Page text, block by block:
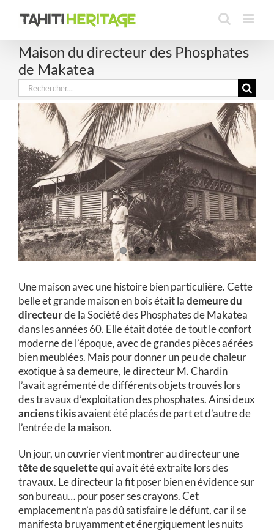
Maison du directeur des Phosphates
de Makatea
Rechercher:
Une maison avec une histoire bien particulière. Cette
belle et grande maison en bois était lademeure du
directeurde la Société des Phosphates de Makatea
dans les années 60. Elle était dotée de tout le confort
moderne de l’époque, avec de grandes pièces aérées
bien meublées. Mais pour donner un peu de chaleur
exotique à sa demeure, le directeur M. Chardin
l’avait agrémenté de différents objets trouvés lors
des travaux d’exploitation des phosphates. Ainsi deux
anciens tikisavaient été placés de part et d’autre de
l’entrée de la maison.
Un jour, un ouvrier vient montrer au directeur une
tête de squelettequi avait été extraite lors des
travaux. Le directeur la fit poser bien en évidence sur
son bureau… pour poser ses crayons. Cet
emplacement n’a pas dû satisfaire le défunt, car il se
manifesta bruyamment et énergiquement les nuits